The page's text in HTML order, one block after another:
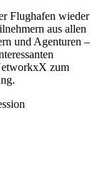
Flughafen wieder
aus allen
und Agenturen –
zum